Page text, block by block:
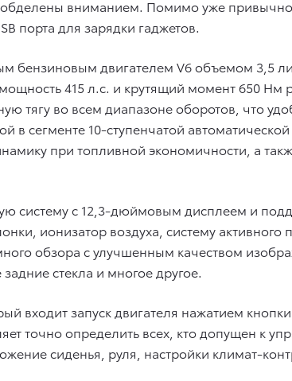
вниманием. Помимо уже
порта для зарядки гаджетов.
бензиновым двигателем V6 объемом
415 л.с. и крутящий момент 650 Нм
тягу во всем диапазоне оборотов, что
в сегменте 10-ступенчатой
при топливной экономичности, а
систему с 12,3-дюймовым дисплеем и
ионизатор воздуха, систему активного
обзора c улучшенным качеством
стекла и многое другое.
входит запуск двигателя нажатием
точно определить всех, кто допущен к
сиденья, руля, настройки климат-